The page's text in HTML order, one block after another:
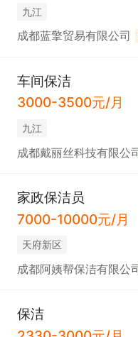
九江
成都蓝擎贸易有限公司
车间保洁
3000-3500元/月
九江
成都戴丽丝科技有限公
家政保洁员
7000-10000元/月
天府新区
成都阿姨帮保洁有限公
保洁